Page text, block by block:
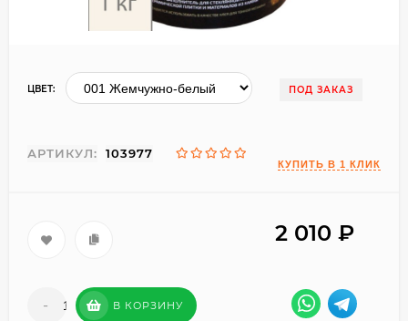
ЦВЕТ: ПОД ЗАКАЗ
АРТИКУЛ: 103977
2 010
- + В КОРЗИНУ